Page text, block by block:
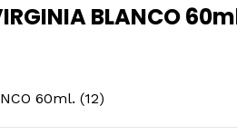
BLANCO
60ml. (12)